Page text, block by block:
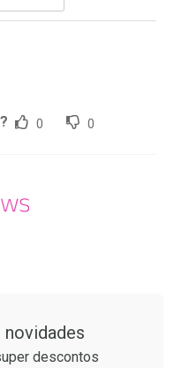
Por R$ 162,99/cada
0 0
descontos